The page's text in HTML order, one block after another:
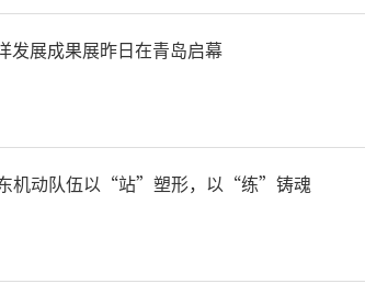
，我国对新冠疫苗
种费用由医保和财
保障事业发展统
展成果展昨日在青岛启幕
机动队伍以“站”塑形，以“练”铸魂